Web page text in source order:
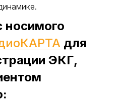
носимого
для
ЭКГ,